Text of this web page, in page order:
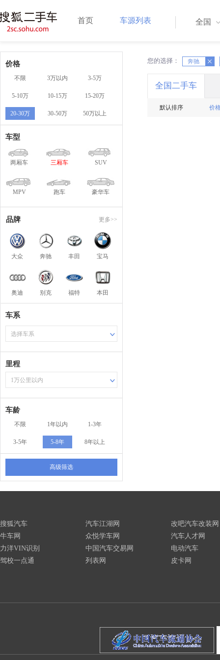
首页 车源列表 全国
价格
不限 3万以内 3-5万
5-10万 10-15万 15-20万
20-30万 30-50万 50万以上
车型
两厢车 三厢车 SUV
MPV 跑车 豪华车
品牌 更多>>
大众 奔驰 丰田 宝马
奥迪 别克 福特 本田
车系
选择车系
里程
1万公里以内
车龄
不限 1年以内 1-3年
3-5年 5-8年 8年以上
高级筛选
您的选择： 奔驰
X X
全国二手车
默认排序 价
搜狐汽车
牛车网
力洋VIN识别
驾校一点通
汽车江湖网
众悦学车网
中国汽车交易网
列表网
改吧汽车改装网
汽车人才网
电动汽车
皮卡网